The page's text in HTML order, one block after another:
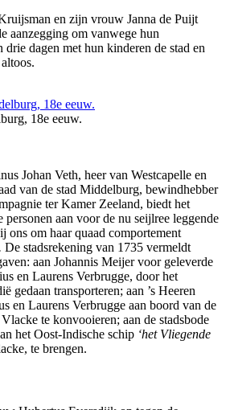
en zijn vrouw Janna de Puijt
aanzegging om vanwege hun
dagen met hun kinderen de stad en
18e eeuw.
Johan Veth, heer van Westcapelle en
van de stad Middelburg, bewindhebber
ter Kamer Zeeland, biedt het
personen aan voor de nu seijlree leggende
ons om haar quaad comportement
De stadsrekening van 1735 vermeldt
aan Johannis Meijer voor geleverde
en Laurens Verbrugge, door het
gedaan transporteren; aan ’s Heeren
en Laurens Verbrugge aan boord van de
te konvooieren; aan de stadsbode
het Oost-Indische schip ‘het Vliegende
te brengen.